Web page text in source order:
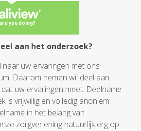
aan het onderzoek?
naar uw ervaringen met ons
Daarom nemen wij deel aan
dat uw ervaringen meet. Deelname
is vrijwillig en volledig anoniem.
in het belang van
zorgverlening natuurlijk erg op